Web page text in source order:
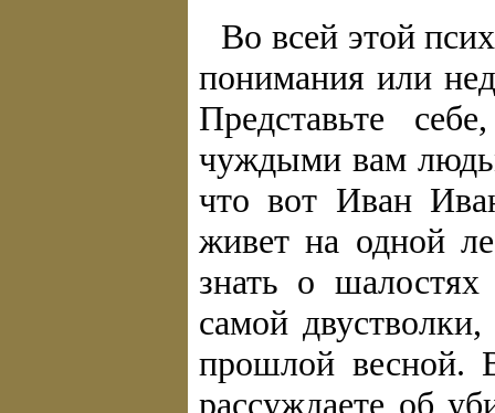
Во всей этой
понимания или
Представьте
чуждыми вам
что вот Иван
живет на одной
знать о
самой
прошлой весной.
рассуждаете об